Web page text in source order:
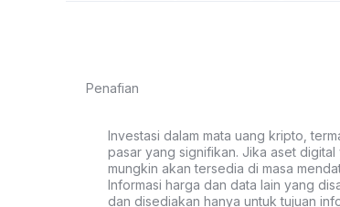
Penafian
Investasi dalam mata uang kripto,
pasar yang signifikan. Jika aset
mungkin akan tersedia di masa
Informasi harga dan data lain yang
dan disediakan hanya untuk tujuan